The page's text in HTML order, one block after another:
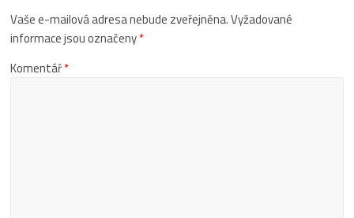
Vaše e-mailová adresa nebude zveřejněna.Vyžadované
informace jsou označeny*
Komentář*